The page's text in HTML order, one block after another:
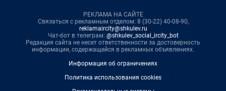
РЕКЛАМА НА САЙТЕ
Связаться с рекламным отделом: 8 (30-22) 40-08-90,
reklamaircity@shkulev.ru
Чат-бот в телеграм: @shkulev_social_ircity_bot
Редакция сайта не несет ответственности за достоверность
информации, содержащейся в рекламных объявлениях.
Информация об ограничениях
Политика использования cookies